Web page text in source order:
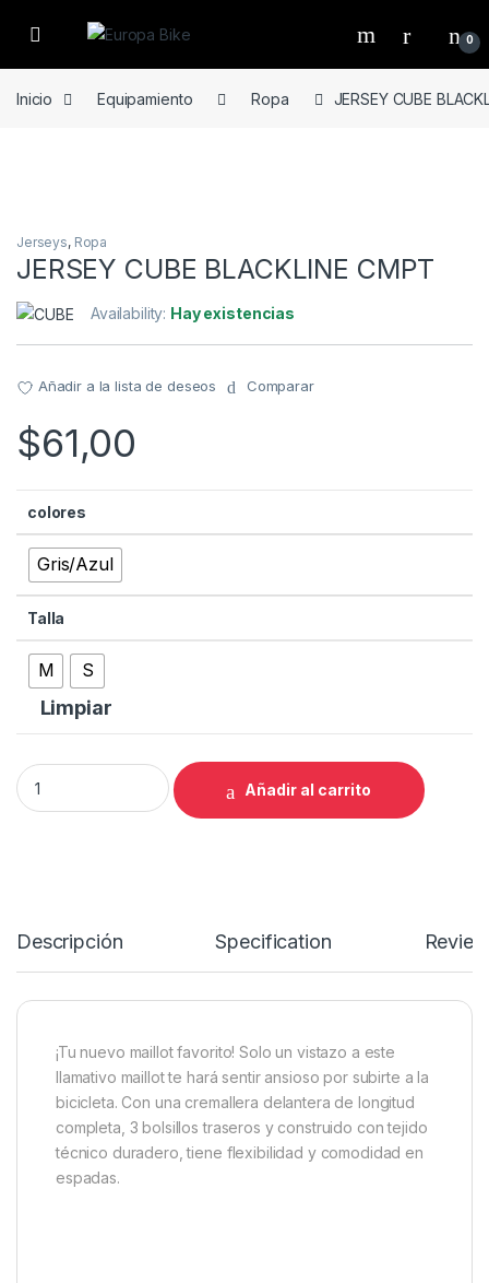
Open 0
Inicio Equipamiento Ropa JERSEY CUBE
Jerseys, Ropa
JERSEY CUBE BLACKLINE CMPT
Availability: Hay existencias
Añadir a la lista de deseos Comparar
$61,00
colores
Gris/Azul
Talla
M S
Limpiar
JERSEY CUBE BLACKLINE CMPT quantity
Añadir al carrito
Descripción Specification
¡Tu nuevo maillot favorito! Solo un vistazo a este
llamativo maillot te hará sentir ansioso por subirte a la
bicicleta. Con una cremallera delantera de longitud
completa, 3 bolsillos traseros y construido con tejido
técnico duradero, tiene flexibilidad y comodidad en
espadas.